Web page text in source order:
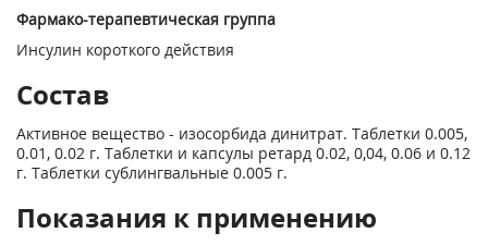
Фармако-терапевтическая группа
Инсулин короткого действия
Состав
Активное вещество - изосорбида динитрат. Таблетки 0.005,
0.01, 0.02 г. Таблетки и капсулы ретард 0.02, 0,04, 0.06 и 0.12
г. Таблетки сублингвальные 0.005 г.
Показания к применению